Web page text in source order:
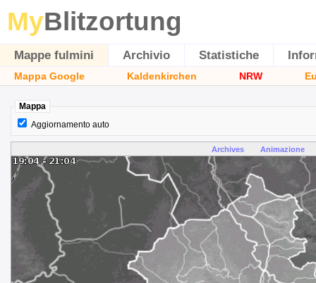
MyBlitzortung
Mappe fulmini Archivio Statistiche
Mappa Google Kaldenkirchen NRW
Mappa
Aggiornamento auto
Archives Animazione